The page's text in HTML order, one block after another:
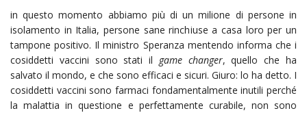
in questo momento abbiamo più di un milione di persone in
isolamento in Italia, persone sane rinchiuse a casa loro per un
tampone positivo. Il ministro Speranza mentendo informa che i
cosiddetti vaccini sono stati il game changer, quello che ha
salvato il mondo, e che sono efficaci e sicuri. Giuro: lo ha detto. I
cosiddetti vaccini sono farmaci fondamentalmente inutili perché
la malattia in questione e perfettamente curabile, non sono